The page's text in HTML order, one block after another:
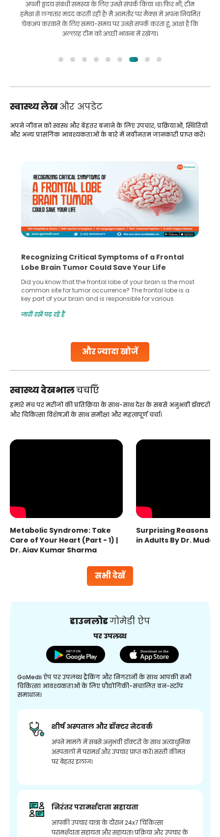
अपनी हृदय संबंधी समस्या के लिए उनसे संपर्क किया था। फिर भी, टीम
हमेशा से लगातार मदद करती रही है! मैं आमतौर पर मैक्स में अपना नियमित
चेकअप करवाने के लिए समय-समय पर उनसे संपर्क करता हूं, आशा है कि
अल्लाह टीम को अच्छी भावना में रखेगा।
स्वास्थ्य लेखऔर अपडेट
और ज्यादा खोजें
अपने जीवन को स्वस्थ और बेहतर बनाने के लिए उपचार, प्रक्रियाओं, स्थितियों
और अन्य प्रासंगिक आवश्यकताओं के बारे में नवीनतम जानकारी प्राप्त करें।
What You Need to Know Before Taking the
Step Towards IVF Without Husband’s Consent
In vitro fertilization (IVF) is a great option for the treatment
for infertility and widely known across the globe. It allows
many couples to start a family when natural conception
husband consent as he doesn’t support the idea then this
जारी रखें पढ़ रहे हैं
स्वास्थ्य देखभालचर्चाएँ
सभी देखें
हमारे मंच पर मरीजों की प्रतिक्रिया के साथ-साथ देश के सबसे अनुभवी डॉक्टरों
और चिकित्सा विशेषज्ञों के साथ समीक्षा और महत्वपूर्ण चर्चा।
Metabolic Syndrome: Take
Care of Your Heart (Part - 1) |
Dr. Ajay Kumar Sharma
Surprising Reasons
in Adults By Dr.
डाउनलोडगोमेडी ऐप
पर उपलब्ध
GoMedii ऐप पर उपलब्ध ट्रैकिंग और निगरानी के साथ आपकी सभी
चिकित्सा आवश्यकताओं के लिए प्रौद्योगिकी-संचालित वन-स्टॉप
समाधान।
शीर्ष अस्पताल और डॉक्टर नेटवर्क
अपने मामले में सबसे अनुभवी डॉक्टरों के साथ अत्याधुनिक
अस्पतालों में परामर्श और उपचार प्राप्त करें। सस्ती कीमत
पर बेहतर इलाज।
निरंतर परामर्शदाता सहायता
आपकी उपचार यात्रा के दौरान 24x7 चिकित्सा
परामर्शदाता सहायता और सहायता। प्रक्रिया और उपचार के